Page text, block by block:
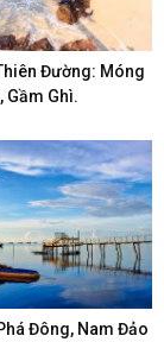
Đường: Móng
Gầm Ghì.
Đông, Nam Đảo